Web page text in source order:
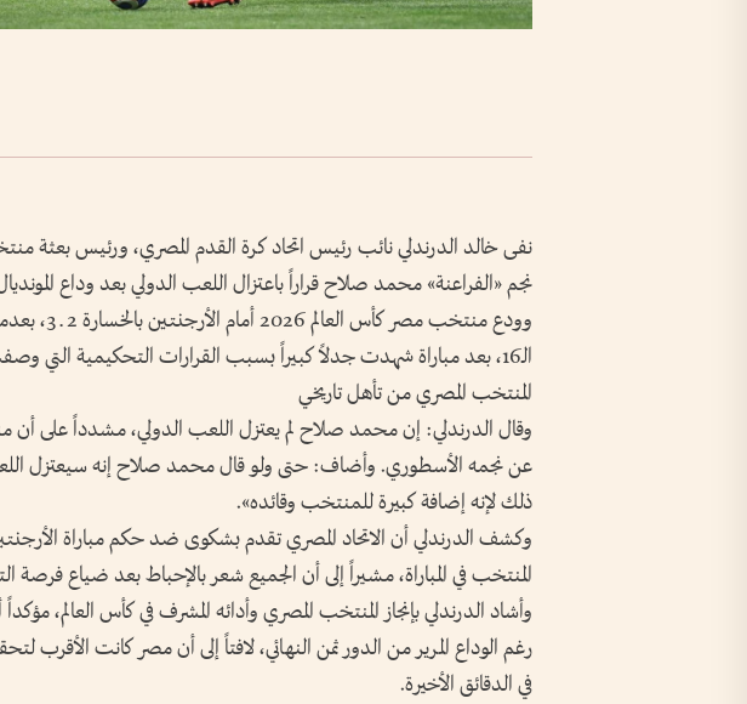
نفى خالد الدرندلي نائب رئيس اتحاد كرة القدم المصري، ورئيس بعثة
نجم «الفراعنة» محمد صلاح قراراً باعتزال اللعب الدولي بعد وداع
وودع منتخب
الـ16، بعد مباراة شهدت جدلاً كبيراً بسبب القرارات التحكيمية التي
المنتخب المصري من تأهل تاريخي
وقال الدرندلي: إن محمد صلاح لم يعتزل اللعب الدولي، مشدداً على أن
عن نجمه الأسطوري. وأضاف: حتى ولو قال محمد صلاح إنه سيعتزل
ذلك لإنه إضافة كبيرة للمنتخب وقائده».
وكشف الدرندلي أن الاتحاد المصري تقدم بشكوى ضد حكم مباراة
المنتخب في المباراة، مشيراً إلى أن الجميع شعر بالإحباط بعد ضياع فرصة
وأشاد الدرندلي بإنجاز المنتخب المصري وأدائه المشرف في كأس العالم،
رغم الوداع المرير من الدور ثمن النهائي، لافتاً إلى أن مصر كانت الأقرب
في الدقائق الأخيرة.